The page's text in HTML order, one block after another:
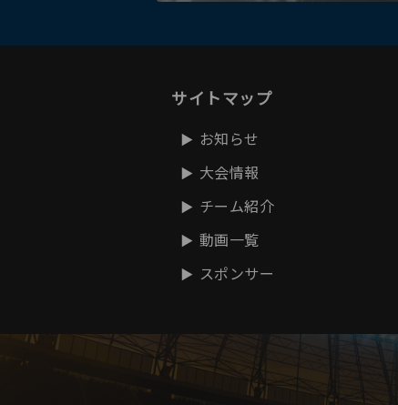
サイトマップ
お知らせ
大会情報
チーム紹介
動画一覧
スポンサー